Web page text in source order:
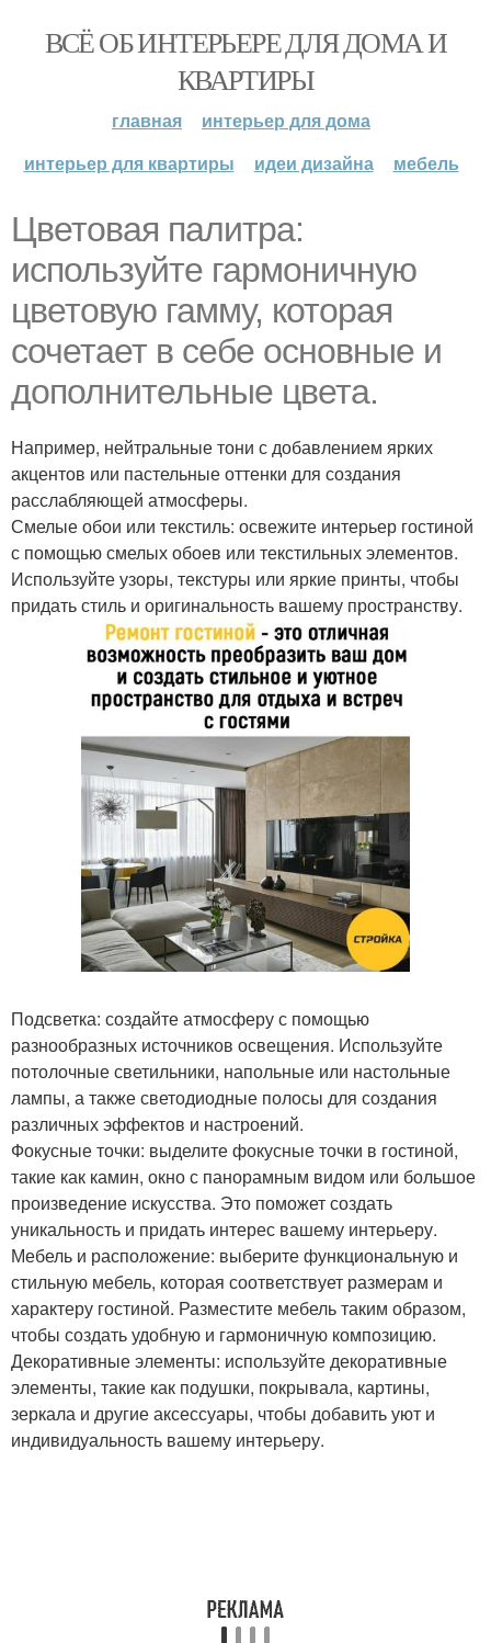
ВСЁ ОБ ИНТЕРЬЕРЕ ДЛЯ ДОМА И
КВАРТИРЫ
главная
интерьер для дома
интерьер для квартиры
идеи дизайна мебель
Цветовая палитра:
используйте гармоничную
цветовую гамму, которая
сочетает в себе основные и
дополнительные цвета.
Например, нейтральные тони с добавлением ярких
акцентов или пастельные оттенки для создания
расслабляющей атмосферы.
Смелые обои или текстиль: освежите интерьер гостиной
с помощью смелых обоев или текстильных элементов.
Используйте узоры, текстуры или яркие принты, чтобы
придать стиль и оригинальность вашему пространству.
Подсветка: создайте атмосферу с помощью
разнообразных источников освещения. Используйте
потолочные светильники, напольные или настольные
лампы, а также светодиодные полосы для создания
различных эффектов и настроений.
Фокусные точки: выделите фокусные точки в гостиной,
такие как камин, окно с панорамным видом или большое
произведение искусства. Это поможет создать
уникальность и придать интерес вашему интерьеру.
Мебель и расположение: выберите функциональную и
стильную мебель, которая соответствует размерам и
характеру гостиной. Разместите мебель таким образом,
чтобы создать удобную и гармоничную композицию.
Декоративные элементы: используйте декоративные
элементы, такие как подушки, покрывала, картины,
зеркала и другие аксессуары, чтобы добавить уют и
индивидуальность вашему интерьеру.